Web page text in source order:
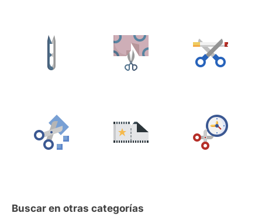
Buscar en otras categorías